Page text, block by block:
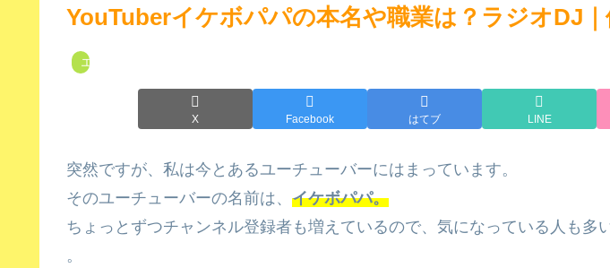
YouTuberイケボパパの本名や職業は？ラジオDJ
エンタメ
X Facebook はてブ LINE
突然ですが、私は今とあるユーチューバーにはまっています。
そのユーチューバーの名前は、 イケボパパ。
ちょっとずつチャンネル登録者も増えているので、気になっている人も多
。